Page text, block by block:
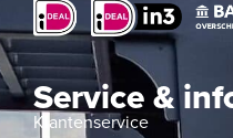
Service &
Klantenservice